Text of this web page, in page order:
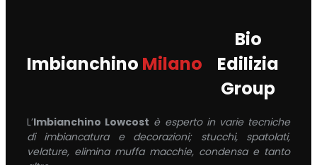
Imbianchino Milano
Bio
Edilizia
Group
L’Imbianchino Lowcost è esperto in varie tecniche
di imbiancatura e decorazioni; stucchi, spatolati,
velature, elimina muffa macchie, condensa e tanto